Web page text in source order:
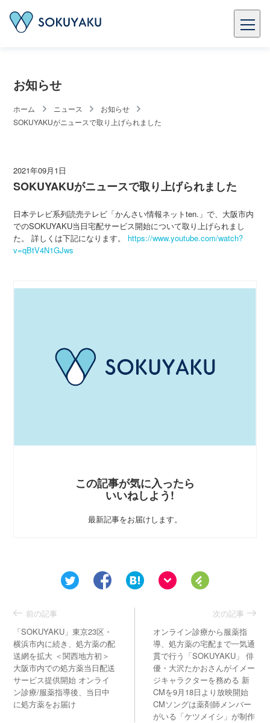
お知らせ
ホーム ニュース
お知らせ
SOKUYAKUがニュースで取り上げられました
2021年09月1日
SOKUYAKUがニュースで取り上げられました
日本テレビ系列読売テレビ「かんさい情報ネットten.」で、大阪市内
でのSOKUYAKU当日宅配サービス開始について取り上げられまし
た。 詳しくは下記になります。 https://www.youtube.com/watch?
v=qBtV4N1GJws
この記事が気に入ったら
いいねしよう!
最新記事をお届けします。
前の記事
「SOKUYAKU」東京23区・
横浜市内に続き、処方薬の配
送網を拡大 ＜関西地方初＞
大阪市内での処方薬当日配送
サービス提供開始 オンライ
ン診療/服薬指導後、当日中
に処方薬をお届け
次の記事
オンライン診療から服薬指
導、処方薬の宅配まで一気通
貫で行う「SOKUYAKU」 俳
優・大沢たかおさんがイメー
ジキャラクターを務める 新
CMを9月18日より放映開始
CMソングは薬剤師メンバー
がいる「ケツメイシ」が制作